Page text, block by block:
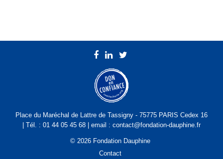
Place du Maréchal de Lattre de Tassigny - 75775 PARIS Cedex 16
| Tél. : 01 44 05 45 68 | email : contact@fondation-dauphine.fr
© 2026 Fondation Dauphine
Contact